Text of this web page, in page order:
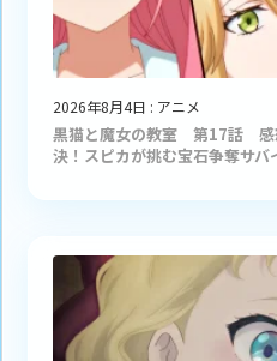
2026年8月4日 : アニメ
黒猫と魔女の教室 第17話 感
決！スピカが挑む宝石争奪サバ